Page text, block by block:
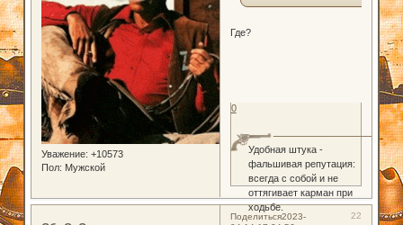
Уважение: +10573
Пол: Мужской
Где?
Удобная штука -
фальшивая репутация:
всегда с собой и не
оттягивает карман при
ходьбе.
0
Поделиться 22
2023-